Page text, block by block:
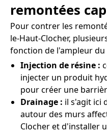
remontées
Pour contrer les
le-Haut-Clocher,
fonction de l'ampleur du
Injection de résine :
injecter un produit
pour créer une
Drainage : il s'agit ici
autour des murs
Clocher et d'installer